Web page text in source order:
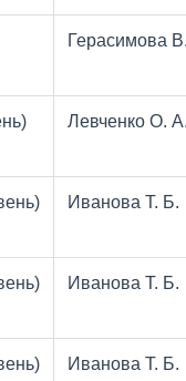
Герасимова
Левченко О.
Иванова Т. Б.
Иванова Т. Б.
Иванова Т. Б.